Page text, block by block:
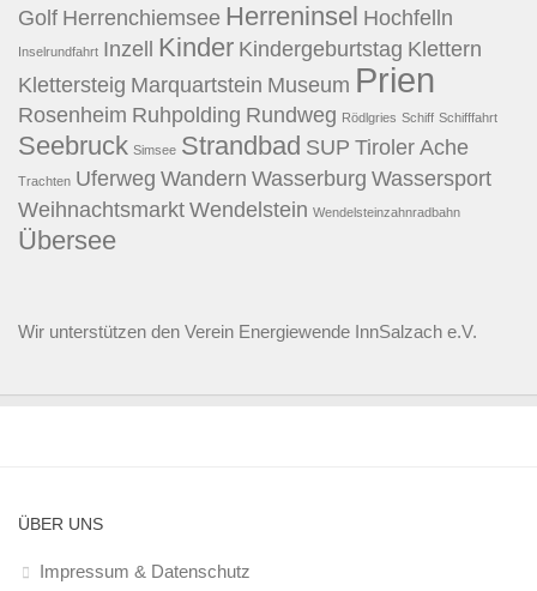
Golf Herrenchiemsee Herreninsel Hochfelln
Inselrundfahrt Inzell Kinder Kindergeburtstag Klettern
Klettersteig Marquartstein Museum Prien
Rosenheim Ruhpolding Rundweg Rödlgries Schiff Schifffahrt
Seebruck Simsee Strandbad SUP Tiroler Ache
Trachten Uferweg Wandern Wasserburg Wassersport
Weihnachtsmarkt Wendelstein Wendelsteinzahnradbahn
Übersee
Wir unterstützen den Verein Energiewende InnSalzach e.V.
ÜBER UNS
Impressum & Datenschutz